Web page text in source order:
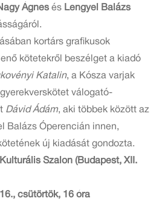
Ágnes és Lengyel Balázs
kortárs grafikusok
kötetekről beszélget a kiadó
Katalin, a Kósza varjak
válogató-
Dávid Ádám, aki többek között az
Balázs Óperencián innen,
új kiadását gondozta.
Szalon (Budapest, XII.
csütörtök, 16 óra